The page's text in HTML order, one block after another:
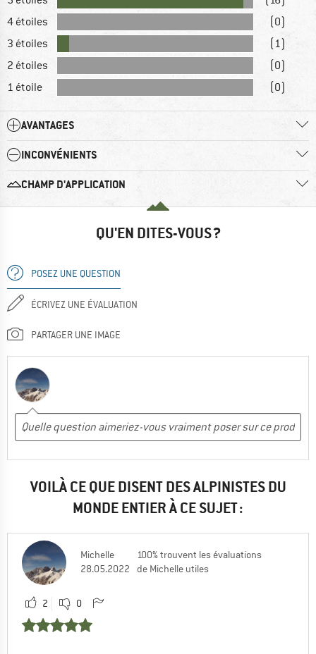
4 étoiles
(0)
3 étoiles
(1)
2 étoiles
(0)
1 étoile
(0)
AVANTAGES
INCONVÉNIENTS
CHAMP D'APPLICATION
QU'EN DITES-VOUS ?
POSEZ UNE QUESTION
ÉCRIVEZ UNE ÉVALUATION
PARTAGER UNE IMAGE
VOILÀ CE QUE DISENT DES ALPINISTES DU
MONDE ENTIER À CE SUJET :
Michelle
28.05.2022
100% trouvent les évaluations
de Michelle utiles
2 0